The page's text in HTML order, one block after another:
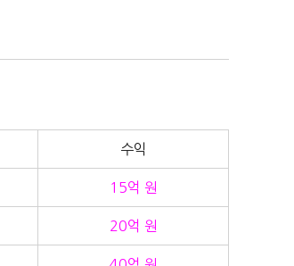
수익
15억 원
20억 원